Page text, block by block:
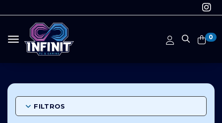
0
Toggle navigation
FILTROS